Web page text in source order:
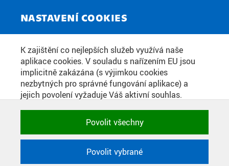
NASTAVENÍ COOKIES
K zajištění co nejlepších služeb využívá naše
aplikace cookies. V souladu s nařízením EU jsou
implicitně zakázána (s výjimkou cookies
nezbytných pro správné fungování aplikace) a
jejich povolení vyžaduje Váš aktivní souhlas.
zakázat, případně vybrat a povolit cookies podle
kategorie. Svoje rozhodnutí můžete samozřejmě
kdykoli změnit.
Povolit všechny
Povolit vybrané
ZPRAVODAJSKÝ SERVIS
STANISLAV NOVOTNÝ BYL
ZVOLEN DĚKANEM FAKULTY
DOPRAVNÍ ČVUT
17. 12. 2025